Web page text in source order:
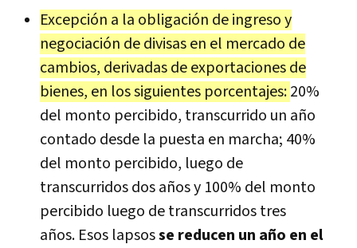
Excepción a la obligación de ingreso y
negociación de divisas en el mercado de
cambios, derivadas de exportaciones de
bienes, en los siguientes porcentajes:20%
del monto percibido, transcurrido un año
contado desde la puesta en marcha; 40%
del monto percibido, luego de
transcurridos dos años y 100% del monto
percibido luego de transcurridos tres
años. Esos lapsosse reducen un año en el